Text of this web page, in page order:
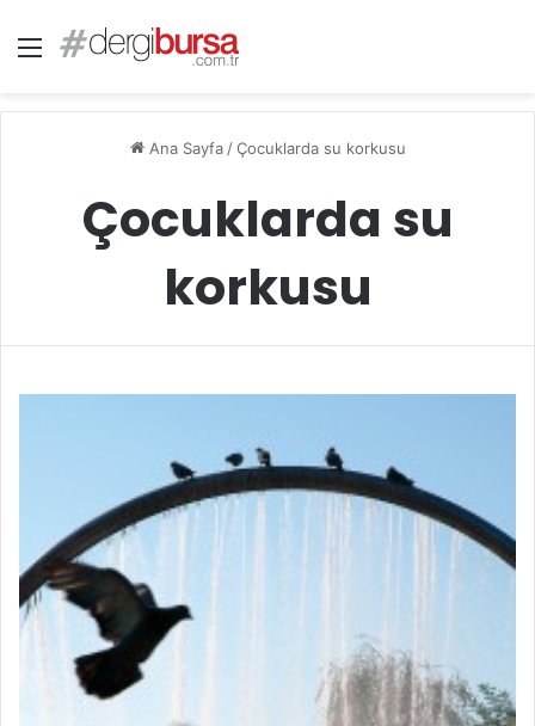
Menü
Ana Sayfa / Çocuklarda su korkusu
Çocuklarda su
korkusu